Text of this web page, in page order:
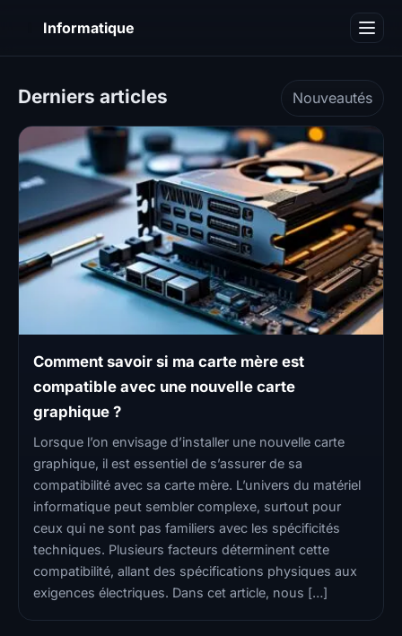
Informatique
Blog
Derniers articles Nouveautés
Comment savoir si ma carte mère est
compatible avec une nouvelle carte
graphique ?
Lorsque l’on envisage d’installer une nouvelle carte
graphique, il est essentiel de s’assurer de sa
compatibilité avec sa carte mère. L’univers du matériel
informatique peut sembler complexe, surtout pour
ceux qui ne sont pas familiers avec les spécificités
techniques. Plusieurs facteurs déterminent cette
compatibilité, allant des spécifications physiques aux
exigences électriques. Dans cet article, nous […]